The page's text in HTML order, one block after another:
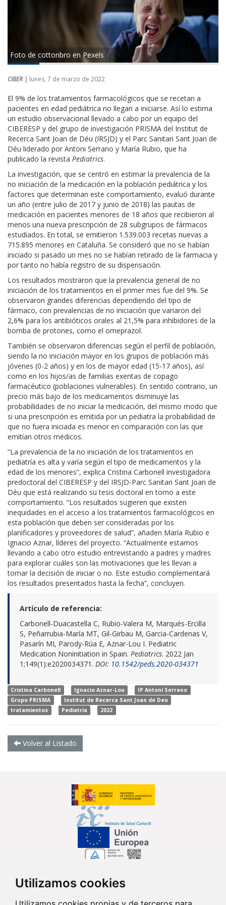
Utilizamos cookies
Foto de cottonbro en Pexels
CIBER | lunes, 7 de marzo de 2022
El 9% de los tratamientos farmacológicos que se recetan a
pacientes en edad pediátrica no llegan a iniciarse. Así lo estima
un estudio observacional llevado a cabo por un equipo del
CIBERESP y del grupo de investigación PRISMA del Institut de
Recerca Sant Joan de Déu (IRSJD) y el Parc Sanitari Sant Joan de
Déu liderado por Antoni Serrano y María Rubio, que ha
publicado la revista Pediatrics.
La investigación, que se centró en estimar la prevalencia de la
no iniciación de la medicación en la población pediátrica y los
factores que determinan este comportamiento, evaluó durante
un año (entre julio de 2017 y junio de 2018) las pautas de
medicación en pacientes menores de 18 años que recibieron al
menos una nueva prescripción de 28 subgrupos de fármacos
estudiados. En total, se emitieron 1.539.003 recetas nuevas a
715.895 menores en Cataluña. Se consideró que no se habían
iniciado si pasado un mes no se habían retirado de la farmacia y
por tanto no había registro de su dispensación.
Los resultados mostraron que la prevalencia general de no
iniciación de los tratamientos en el primer mes fue del 9%. Se
observaron grandes diferencias dependiendo del tipo de
fármaco, con prevalencias de no iniciación que variaron del
2,6% para los antibióticos orales al 21,5% para inhibidores de la
bomba de protones, como el omeprazol.
También se observaron diferencias según el perfil de población,
siendo la no iniciación mayor en los grupos de población más
jóvenes (0-2 años) y en los de mayor edad (15-17 años), así
como en los hijos/as de familias exentas de copago
farmacéutico (poblaciones vulnerables). En sentido contrario, un
precio más bajo de los medicamentos disminuye las
probabilidades de no iniciar la medicación, del mismo modo que
si una prescripción es emitida por un pediatra la probabilidad de
que no fuera iniciada es menor en comparación con las que
emitían otros médicos.
“La prevalencia de la no iniciación de los tratamientos en
pediatría es alta y varía según el tipo de medicamentos y la
edad de los menores”, explica Cristina Carbonell investigadora
predoctoral del CIBERESP y del IRSJD-Parc Sanitari Sant Joan de
Déu que está realizando su tesis doctoral en torno a este
comportamiento. “Los resultados sugieren que existen
inequidades en el acceso a los tratamientos farmacológicos en
esta población que deben ser consideradas por los
planificadores y proveedores de salud”, añaden María Rubio e
Ignacio Aznar, líderes del proyecto. “Actualmente estamos
llevando a cabo otro estudio entrevistando a padres y madres
para explorar cuáles son las motivaciones que les llevan a
tomar la decisión de iniciar o no. Este estudio complementará
los resultados presentados hasta la fecha”, concluyen.
Artículo de referencia:
Carbonell-Duacastella C, Rubio-Valera M, Marqués-Ercilla
S, Peñarrubia-María MT, Gil-Girbau M, Garcia-Cardenas V,
Pasarín MI, Parody-Rúa E, Aznar-Lou I. Pediatric
Medication Noninitiation in Spain. Pediatrics. 2022 Jan
1;149(1):e2020034371. DOI: 10.1542/peds.2020-034371
Cristina Carbonell Ignacio Aznar-Lou
IP Antoni Serrano
Grupo PRISMA
Institut de Recerca Sant Joan de Deu
tratamientos
Pediatría 2022
Volver al Listado
Síguenos en...